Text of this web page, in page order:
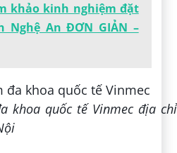
khảo kinh nghiệm đặt
Nghệ An ĐƠN GIẢN –
khoa quốc tế Vinmec địa chỉ